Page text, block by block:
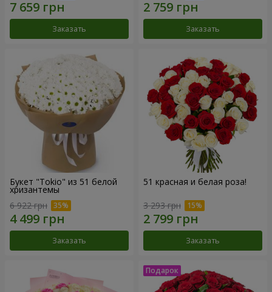
Заказать Заказать
Букет "Tokio" из 51 белой
хризантемы
6 922 грн
Заказать
51 красная и белая роза!
3 293 грн
Заказать